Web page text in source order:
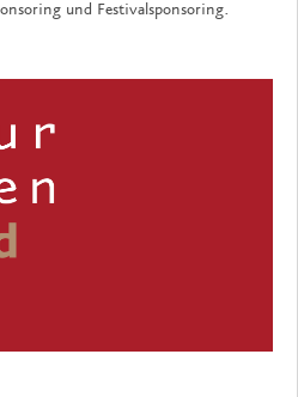
und Festivalsponsoring.